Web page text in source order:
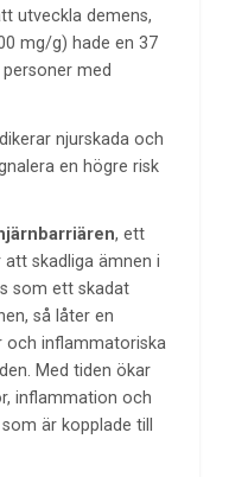
utveckla demens,
mg/g) hade en 37
med
njurskada och
en högre risk
, ett
skadliga ämnen i
som ett skadat
så låter en
och inflammatoriska
Med tiden ökar
inflammation och
är kopplade till